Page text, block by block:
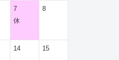
7
休
8
14 15